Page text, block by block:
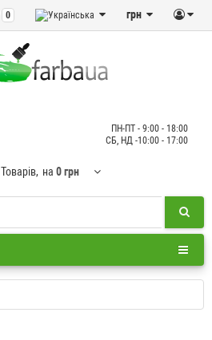
грн
0
ПН-ПТ - 9:00 - 18:00
СБ, НД -10:00 - 17:00
Товарів, на 0 грн